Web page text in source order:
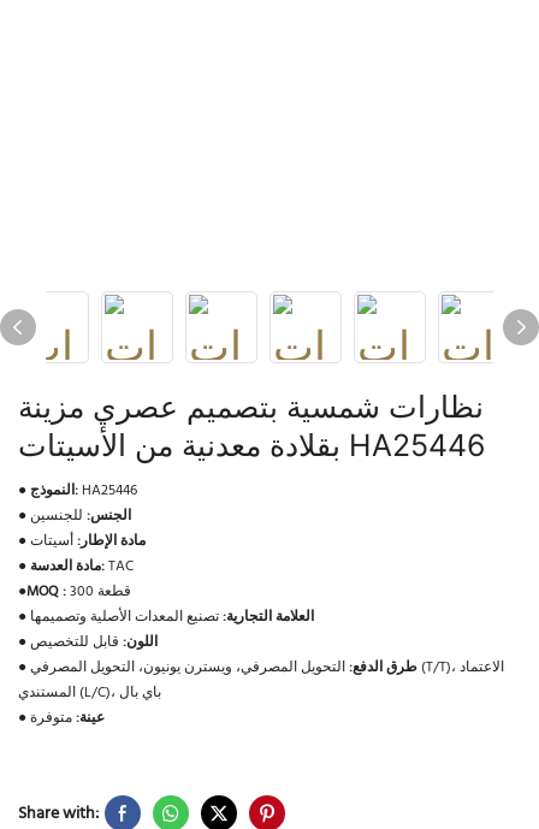
نظارات شمسية بتصميم عصري مزينة
بقلادة معدنية من الأسيتات HA25446
● النموذج: HA25446
●
الجنس: للجنسين
●
مادة الإطار:أسيتات
●
مادة العدسة:TAC
●MOQ :
300 قطعة
●
العلامة التجارية:تصنيع المعدات الأصلية وتصميمها
●
اللون: قابل للتخصيص
●
طرق الدفع:التحويل المصرفي، ويسترن يونيون، التحويل المصرفي (T/T)، الاعتماد
المستندي (L/C)، باي بال
●
عينة:متوفرة
Share with: